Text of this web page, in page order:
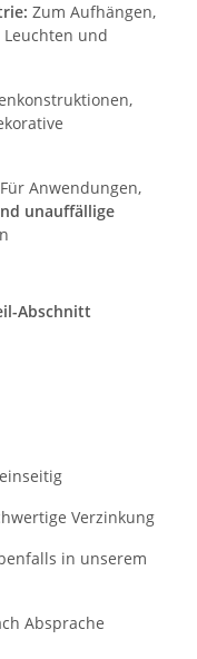
Zum Aufhängen,
und
Für Anwendungen,
unauffällige
Abschnitt
Verzinkung
in unserem
Absprache